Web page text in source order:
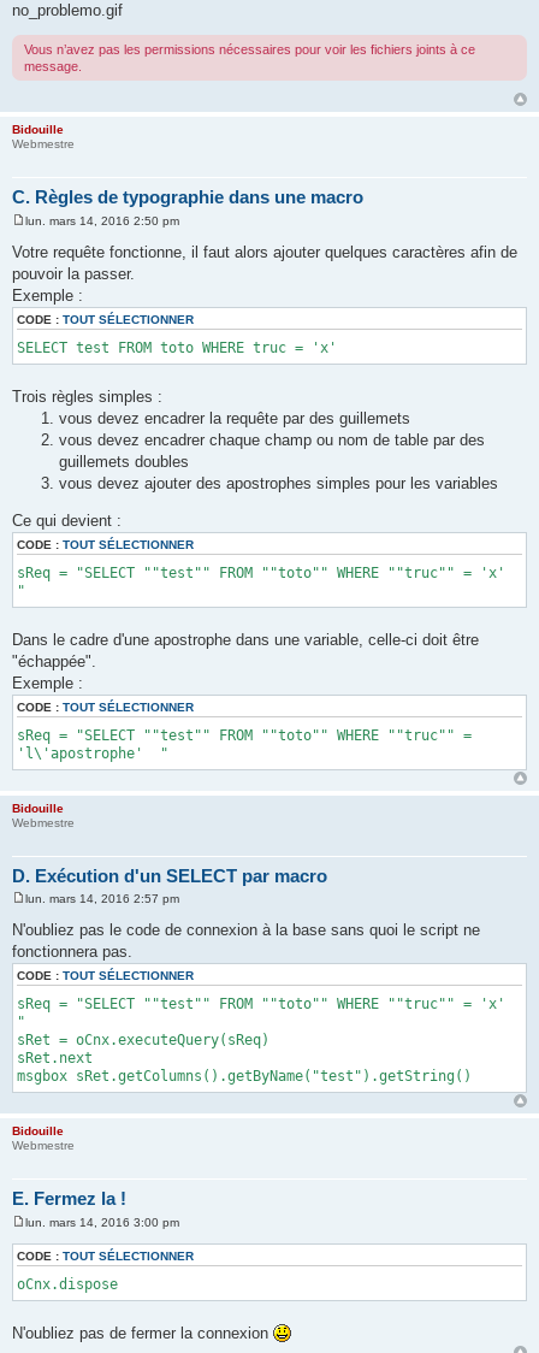
no_problemo.gif
Vous n’avez pas les permissions nécessaires pour voir les fichiers joints à ce
message.
Bidouille
Webmestre
C. Règles de typographie dans une macro
e
s
s
g
e
lun. mars 14, 2016 2:50 pm
Votre requête fonctionne, il faut alors ajouter quelques caractères afin de
pouvoir la passer.
Exemple :
CODE : TOUT SÉLECTIONNER
SELECT test FROM toto WHERE truc = 'x'
Trois règles simples :
vous devez encadrer la requête par des guillemets
vous devez encadrer chaque champ ou nom de table par des
guillemets doubles
vous devez ajouter des apostrophes simples pour les variables
Ce qui devient :
CODE : TOUT SÉLECTIONNER
sReq = "SELECT ""test"" FROM ""toto"" WHERE ""truc"" = 'x'
"
Dans le cadre d'une apostrophe dans une variable, celle-ci doit être
"échappée".
Exemple :
CODE : TOUT SÉLECTIONNER
sReq = "SELECT ""test"" FROM ""toto"" WHERE ""truc"" =
'l\'apostrophe' "
Bidouille
Webmestre
D. Exécution d'un SELECT par macro
s
s
a
g
e
lun. mars 14, 2016 2:57 pm
N'oubliez pas le code de connexion à la base sans quoi le script ne
fonctionnera pas.
CODE : TOUT SÉLECTIONNER
sReq = "SELECT ""test"" FROM ""toto"" WHERE ""truc"" = 'x'
"
sRet = oCnx.executeQuery(sReq)
sRet.next
msgbox sRet.getColumns().getByName("test").getString()
Bidouille
Webmestre
E. Fermez la !
e
s
s
a
g
lun. mars 14, 2016 3:00 pm
CODE : TOUT SÉLECTIONNER
oCnx.dispose
N'oubliez pas de fermer la connexion